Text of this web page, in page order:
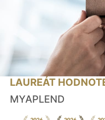
LAUREÁT
MYAPLEND